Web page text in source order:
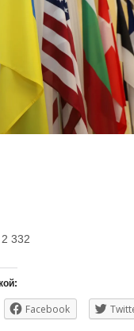
2 332
Facebook